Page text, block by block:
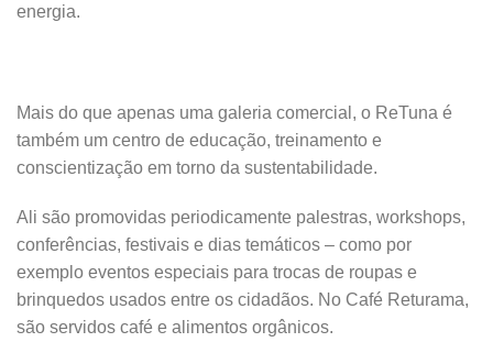
energia.
Mais do que apenas uma galeria comercial, o ReTuna é
também um centro de educação, treinamento e
conscientização em torno da sustentabilidade.
Ali são promovidas periodicamente palestras, workshops,
conferências, festivais e dias temáticos – como por
exemplo eventos especiais para trocas de roupas e
brinquedos usados entre os cidadãos. No Café Returama,
são servidos café e alimentos orgânicos.